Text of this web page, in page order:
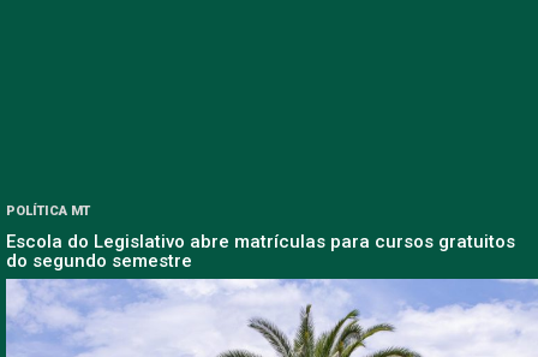
POLÍTICA MT
Escola do Legislativo abre matrículas para cursos gratuitos
do segundo semestre